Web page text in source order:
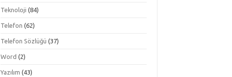
Teknoloji (84)
Telefon (62)
Telefon Sözlüğü (37)
Word (2)
Yazılım (43)